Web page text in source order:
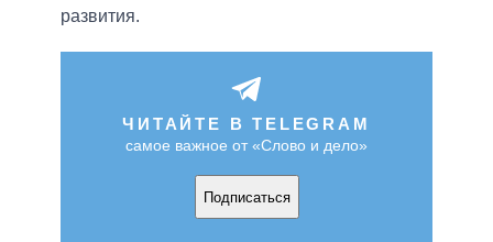
развития.
ЧИТАЙТЕ В TELEGRAM
самое важное от «Слово и дело»
Подписаться